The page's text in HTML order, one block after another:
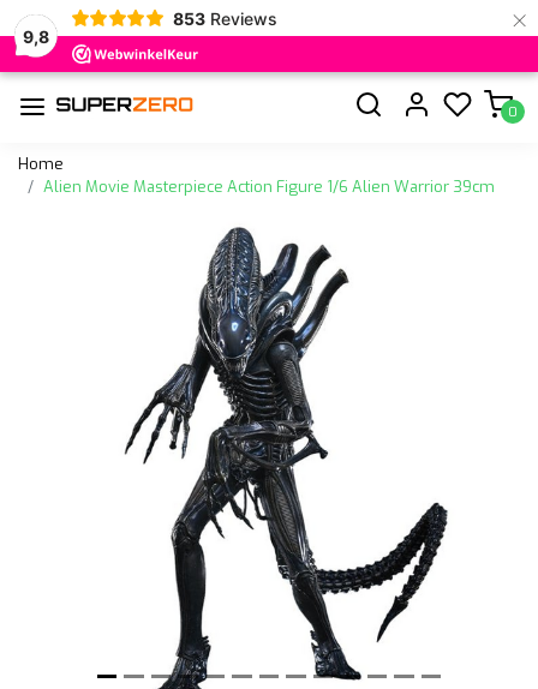
9,8
853 Reviews ×
0
Home
Alien Movie Masterpiece Action Figure 1/6 Alien Warrior 39cm